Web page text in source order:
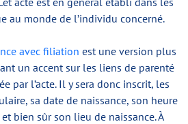
au monde de l’individu concerné.
avec filiation est une version plus
un accent sur les liens de parenté
par l’acte. Il y sera donc inscrit, les
sa date de naissance, son heure
bien sûr son lieu de naissance. À